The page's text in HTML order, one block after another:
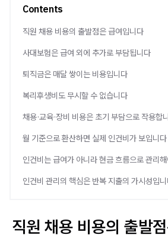
Contents
직원 채용 비용의 출발점은 급여입니다
사대보험은 급여 외에 추가로 부담됩니다
퇴직금은 매달 쌓이는 비용입니다
복리후생비도 무시할 수 없습니다
채용·교육·장비 비용은 초기 부담으로 작용합
월 기준으로 환산하면 실제 인건비가 보입니다
인건비는 급여가 아니라 현금 흐름으로 관리
인건비 관리의 핵심은 반복 지출의 가시성입
직원 채용 비용의 출발